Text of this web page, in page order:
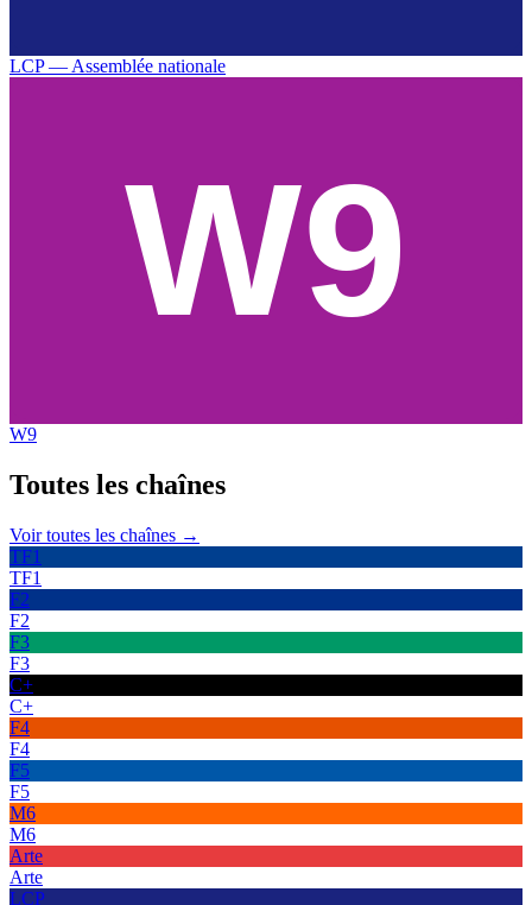
LCP — Assemblée nationale
W9
Toutes les chaînes
Voir toutes les chaînes →
TF1
TF1
F2
F2
F3
F3
C+
C+
F4
F4
F5
F5
M6
M6
Arte
Arte
LCP